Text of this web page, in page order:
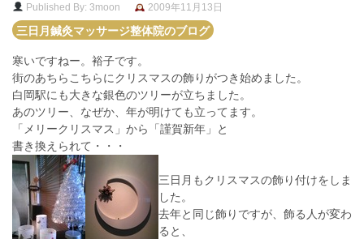
Published By: 3moon
2009年11月13日
三日月鍼灸マッサージ整体院のブログ
寒いですねー。裕子です。
街のあちらこちらにクリスマスの飾りがつき始めました。
白岡駅にも大きな銀色のツリーが立ちました。
あのツリー、なぜか、年が明けても立ってます。
「メリークリスマス」から「謹賀新年」と
書き換えられて・・・
三日月もクリスマスの飾り付けをしま
した。
去年と同じ飾りですが、飾る人が変わ
ると、